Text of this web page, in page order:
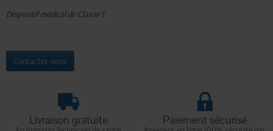
Dispositif médical de Classe 1
Contactez-nous
Livraison gratuite Paiement sécurisé